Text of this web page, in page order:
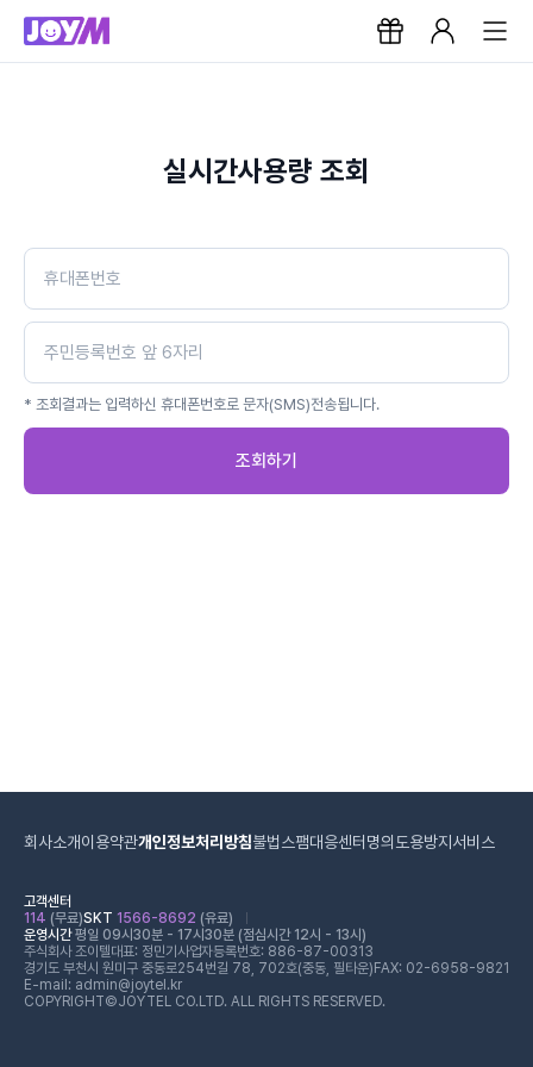
실시간사용량 조회
* 조회결과는 입력하신 휴대폰번호로 문자(SMS)전송됩니다.
조회하기
회사소개이용약관개인정보처리방침불법스팸대응센터 명의도용방지서비스
고객센터
114 (무료)SKT 1566-8692 (유료)
운영시간평일 09시30분 - 17시30분 (점심시간 12시 - 13시)
주식회사 조이텔대표: 정민기 사업자등록번호: 886-87-00313
경기도 부천시 원미구 중동로254번길 78, 702호(중동, 필타운) FAX: 02-6958-9821
E-mail: admin@joytel.kr
COPYRIGHT©JOYTEL CO.LTD. ALL RIGHTS RESERVED.